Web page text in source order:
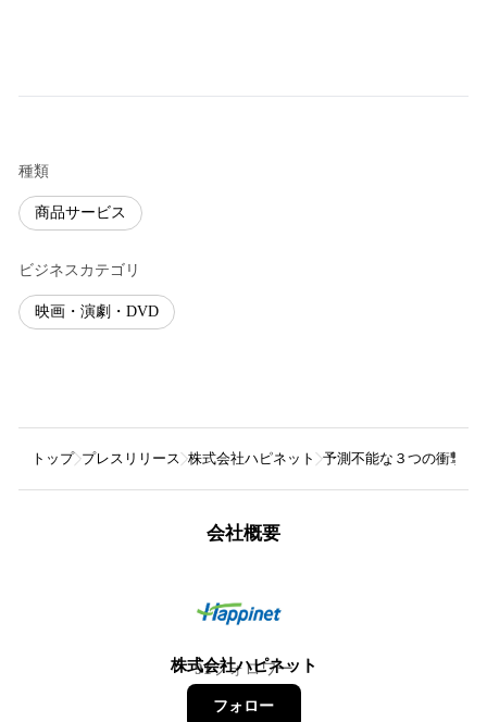
種類
商品サービス
ビジネスカテゴリ
映画・演劇・DVD
トップ プレスリリース 株式会社ハピネット 予測不能な３つの衝撃
会社概要
株式会社ハピネット
91フォロワー
フォロー